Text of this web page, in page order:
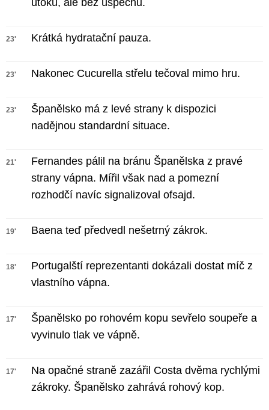
útoku, ale bez úspěchu.
23' Krátká hydratační pauza.
23' Nakonec Cucurella střelu tečoval mimo hru.
23'
Španělsko má z levé strany k dispozici
nadějnou standardní situace.
21'
Fernandes pálil na bránu Španělska z pravé
strany vápna. Mířil však nad a pomezní
rozhodčí navíc signalizoval ofsajd.
19' Baena teď předvedl nešetrný zákrok.
18'
Portugalští reprezentanti dokázali dostat míč z
vlastního vápna.
17'
Španělsko po rohovém kopu sevřelo soupeře a
vyvinulo tlak ve vápně.
17'
Na opačné straně zazářil Costa dvěma rychlými
zákroky. Španělsko zahrává rohový kop.